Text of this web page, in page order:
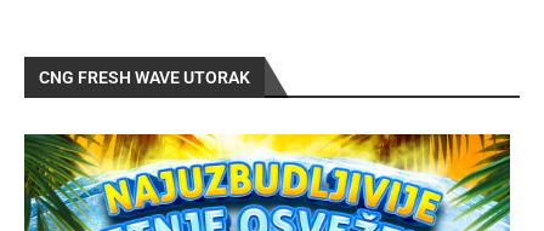
CNG FRESH WAVE UTORAK